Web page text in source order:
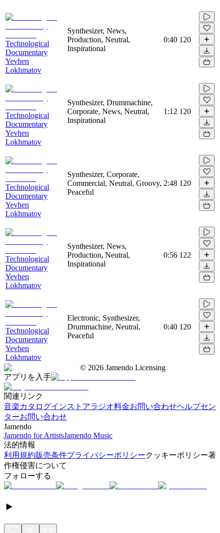
Technological
Documentary
Yevhen
Lokhmatov
Synthesizer, News,
Production, Neutral,
Inspirational
0:40 120
Technological
Documentary
Yevhen
Lokhmatov
Synthesizer, Drummachine,
Corporate, News, Neutral,
Inspirational
1:12 120
Technological
Documentary
Yevhen
Lokhmatov
Synthesizer, Corporate,
Commercial, Neutral, Groovy,
Peaceful
2:48 120
Technological
Documentary
Yevhen
Lokhmatov
Synthesizer, News,
Production, Neutral,
Inspirational
0:56 122
Technological
Documentary
Yevhen
Lokhmatov
Electronic, Synthesizer,
Drummachine, Neutral,
Peaceful
0:40 120
© 2026 Jamendo Licensing
アプリを入手
関連リンク
音楽カタログインストアラジオ料金お問い合わせヘルプセン
ターお問い合わせ
Jamendo
Jamendo for ArtistsJamendo Music
法的情報
利用規約販売条件プライバシーポリシークッキーポリシー著
作権侵害について
フォローする